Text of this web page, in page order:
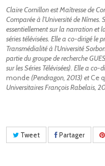
Claire Cornillon est Maîtresse de
Comparée à l’Université de Nîmes.
essentiellement sur la narration et
séries télévisées. Elle a co-dirigé le
Transmédialité à l’Université
partie du groupe de recherche
sur les Séries Télévisées). Elle a co-
monde(Pendragon, 2013) etCe
Universitaires François Rabelais,
Tweet Partager